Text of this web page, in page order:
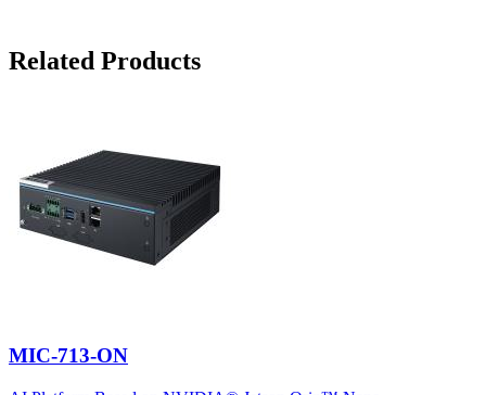
Related Products
MIC-713-ON